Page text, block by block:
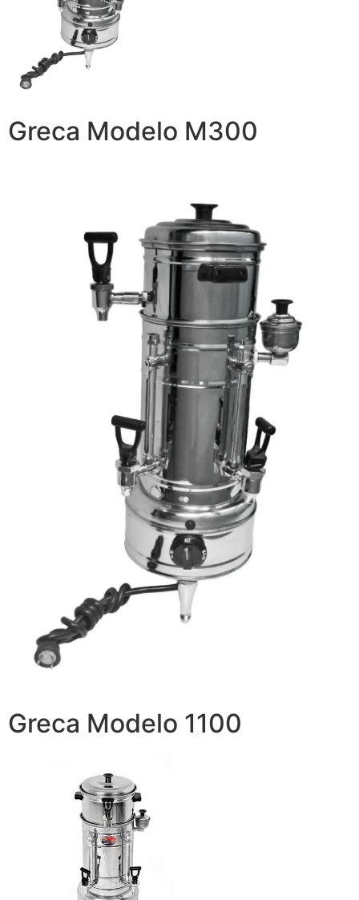
Greca Modelo M300
Greca Modelo 1100